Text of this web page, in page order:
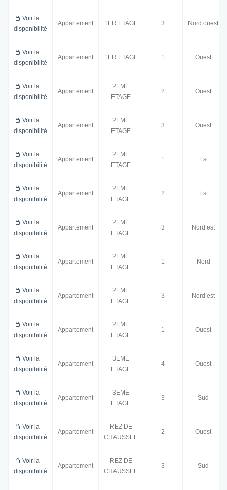
Voir la
disponibilité
Appartement 1ER ETAGE 3 Nord ouest
Voir la
disponibilité
Appartement 1ER ETAGE 1 Ouest
Voir la
disponibilité
Appartement
2EME
ETAGE
2 Ouest
Voir la
disponibilité
Appartement
2EME
ETAGE
3 Ouest
Voir la
disponibilité
Appartement
2EME
ETAGE
1 Est
Voir la
disponibilité
Appartement
2EME
ETAGE
2 Est
Voir la
disponibilité
Appartement
2EME
ETAGE
3 Nord est
Voir la
disponibilité
Appartement
2EME
ETAGE
1 Nord
Voir la
disponibilité
Appartement
2EME
ETAGE
3 Nord est
Voir la
disponibilité
Appartement
2EME
ETAGE
1 Ouest
Voir la
disponibilité
Appartement
3EME
ETAGE
4 Ouest
Voir la
disponibilité
Appartement
3EME
ETAGE
3 Sud
Voir la
disponibilité
Appartement
REZ DE
CHAUSSEE
2 Ouest
Voir la
disponibilité
Appartement
REZ DE
CHAUSSEE
3 Sud